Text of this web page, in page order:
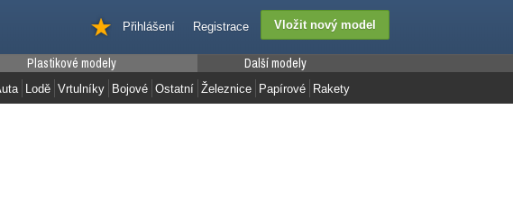
Registrace
Přihlášení
Plastikové modely
Lodě Vrtulníky Bojové Ostatní
Další modely
Železnice Papírové Rakety